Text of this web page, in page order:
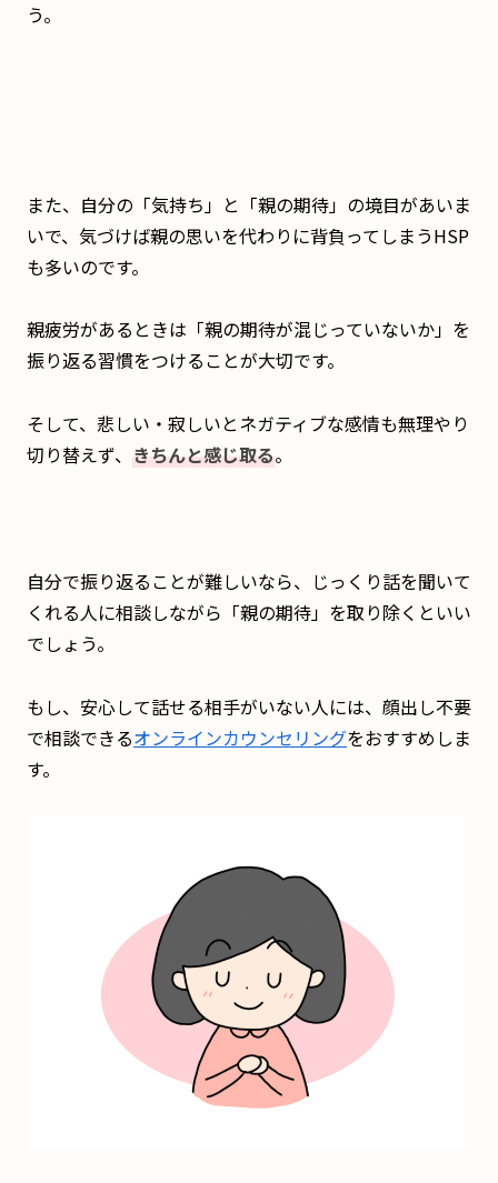
う。
また、自分の「気持ち」と「親の期待」の境目があいま
いで、気づけば親の思いを代わりに背負ってしまうHSP
も多いのです。
親疲労があるときは「親の期待が混じっていないか」を
振り返る習慣をつけることが大切です。
そして、悲しい・寂しいとネガティブな感情も無理やり
切り替えず、 きちんと感じ取る。
自分で振り返ることが難しいなら、じっくり話を聞いて
くれる人に相談しながら「親の期待」を取り除くといい
でしょう。
もし、安心して話せる相手がいない人には、顔出し不要
で相談できるオンラインカウンセリングをおすすめしま
す。